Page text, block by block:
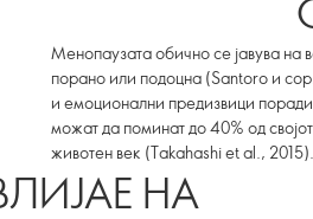
Менопаузата обично се јавува на
порано или подоцна (Santoro и
и емоционални предизвици
можат да поминат до 40% од
животен век (Takahashi et al., 2015).
НА